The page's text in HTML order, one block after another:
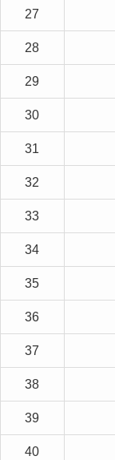
27
28
29
30
31
32
33
34
35
36
37
38
39
40